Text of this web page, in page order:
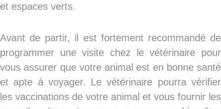
et espaces verts.
Avant de partir, il est fortement recommandé de
programmer une visite chez le vétérinaire pour
vous assurer que votre animal est en bonne santé
et apte à voyager. Le vétérinaire pourra vérifier
les vaccinations de votre animal et vous fournir les